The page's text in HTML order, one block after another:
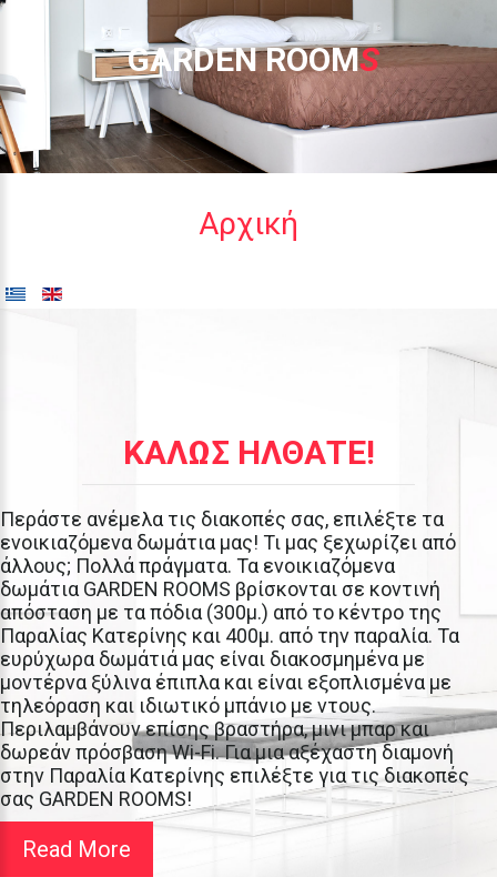
GARDEN ROOMS
Αρχική
ΚΑΛΏΣ ΉΛΘΑΤΕ!
Περάστε ανέμελα τις διακοπές σας, επιλέξτε τα
ενοικιαζόμενα δωμάτια μας! Τι μας ξεχωρίζει από
άλλους; Πολλάπράγματα. Τα ενοικιαζόμενα
δωμάτια GARDEN ROOMS βρίσκονται σε κοντινή
απόσταση με ταπόδια (300μ.) από το κέντρο της
Παραλίας Κατερίνης και 400μ. από τηνπαραλία. Τα
ευρύχωρα δωμάτιά μας είναι διακοσμημένα με
μοντέρνα ξύλινα έπιπλα και είναι εξοπλισμένα με
τηλεόραση και ιδιωτικό μπάνιο με ντους.
Περιλαμβάνουνεπίσηςβραστήρα,μινιμπαρκαι
δωρεάνπρόσβασηWi-Fi.Γιαμιααξέχαστηδιαμονή
στην Παραλία Κατερίνης επιλέξτε για τιςδιακοπές
σας GARDEN ROOMS!
Read More